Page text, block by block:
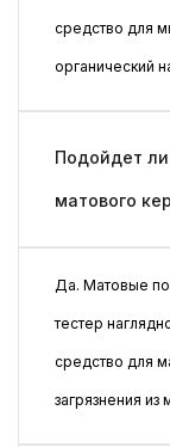
средство для
органический
Подойдет
матового
Да. Матовые
тестер
средство для
загрязнения